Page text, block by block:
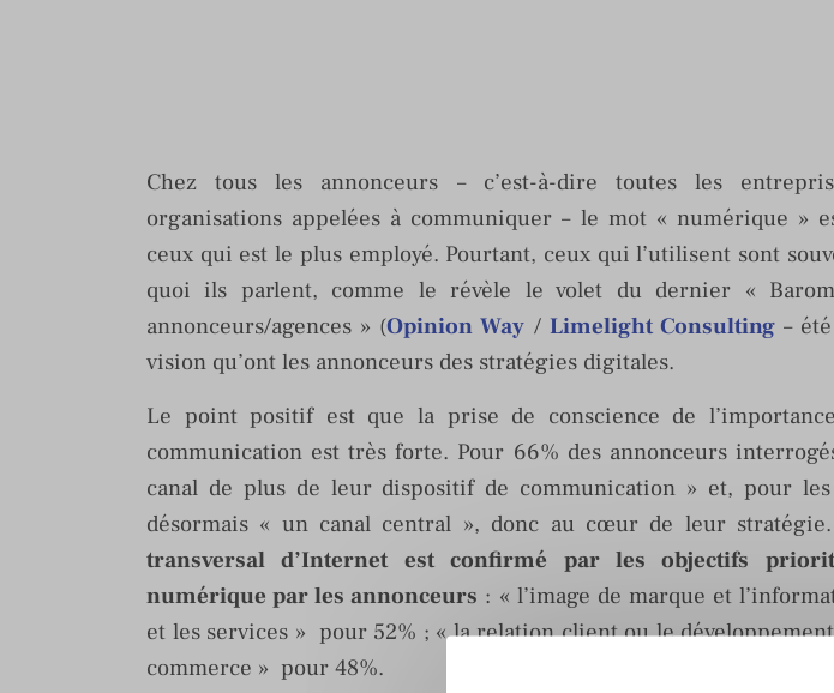
Chez tous les annonceurs – c’est-à-dire toutes les
organisations appelées à communiquer – le mot « numérique »
ceux qui est le plus employé. Pourtant, ceux qui l’utilisent sont
quoi ils parlent, comme le révèle le volet du dernier «
annonceurs/agences » (Opinion Way / Limelight Consulting– été
vision qu’ont les annonceurs des stratégies digitales.
Le point positif est que la prise de conscience de
communication est très forte. Pour 66% des annonceurs
canal de plus de leur dispositif de communication » et, pour les
désormais « un canal central », donc au cœur de leur stratégie.
transversal d’Internet est confirmé par les objectifs
numérique par les annonceurs : « l’image de marque et
et les services » pour 52% ; « la relation client ou le
commerce » pour 48%.